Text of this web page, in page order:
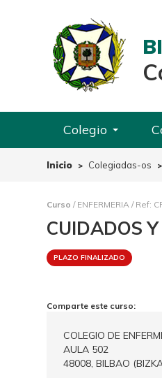
Colegio
Inicio Colegiadas-os
Curso / ENFERMERIA / Ref:
CUIDADOS
PLAZO FINALIZADO
Comparte este curso:
COLEGIO DE
AULA 502
48008, BILBAO